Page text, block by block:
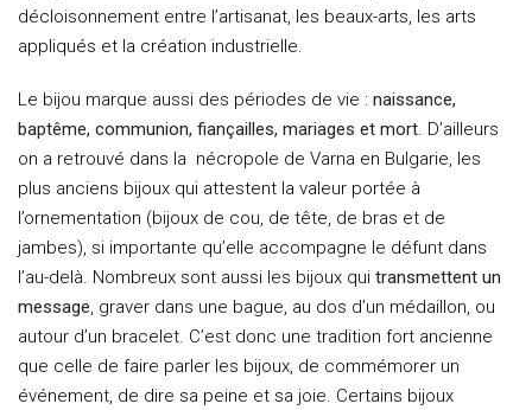
décloisonnement entre l’artisanat, les beaux-arts, les arts
appliqués et la création industrielle.
Le bijou marque aussi des périodes de vie : naissance,
baptême, communion, fiançailles, mariages et mort. D’ailleurs
on a retrouvé dans la nécropole de Varna en Bulgarie, les
plus anciens bijoux qui attestent la valeur portée à
l’ornementation (bijoux de cou, de tête, de bras et de
jambes), si importante qu’elle accompagne le défunt dans
l’au-delà. Nombreux sont aussi les bijoux qui transmettent un
message, graver dans une bague, au dos d’un médaillon, ou
autour d’un bracelet. C’est donc une tradition fort ancienne
que celle de faire parler les bijoux, de commémorer un
événement, de dire sa peine et sa joie. Certains bijoux